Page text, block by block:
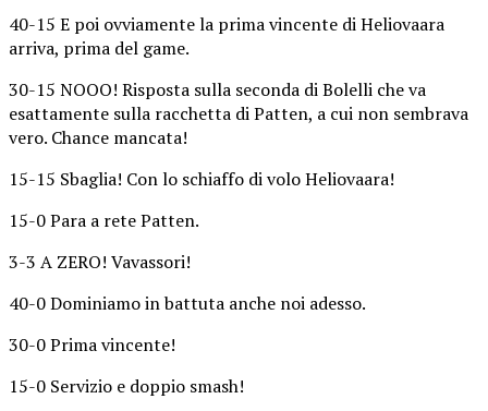
40-15 E poi ovviamente la prima vincente di Heliovaara
arriva, prima del game.
30-15 NOOO! Risposta sulla seconda di Bolelli che va
esattamente sulla racchetta di Patten, a cui non sembrava
vero. Chance mancata!
15-15 Sbaglia! Con lo schiaffo di volo Heliovaara!
15-0 Para a rete Patten.
3-3 A ZERO! Vavassori!
40-0 Dominiamo in battuta anche noi adesso.
30-0 Prima vincente!
15-0 Servizio e doppio smash!